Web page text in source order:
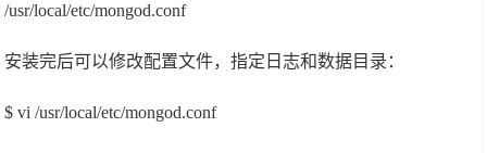
/usr/local/etc/mongod.conf
安装完后可以修改配置文件，指定日志和数据目录：
$ vi /usr/local/etc/mongod.conf